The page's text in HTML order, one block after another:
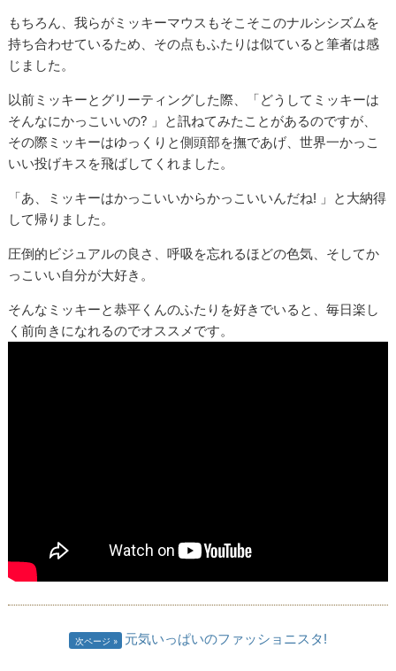
もちろん、我らがミッキーマウスもそこそこのナルシシズムを
持ち合わせているため、その点もふたりは似ていると筆者は感
じました。
以前ミッキーとグリーティングした際、「どうしてミッキーは
そんなにかっこいいの? 」と訊ねてみたことがあるのですが、
その際ミッキーはゆっくりと側頭部を撫であげ、世界一かっこ
いい投げキスを飛ばしてくれました。
「あ、ミッキーはかっこいいからかっこいいんだね! 」と大納得
して帰りました。
圧倒的ビジュアルの良さ、呼吸を忘れるほどの色気、そしてか
っこいい自分が大好き。
そんなミッキーと恭平くんのふたりを好きでいると、毎日楽し
く前向きになれるのでオススメです。
次ページ 元気いっぱいのファッショニスタ!